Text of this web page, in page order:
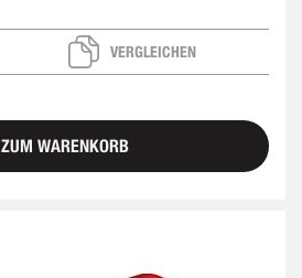
VERGLEICHEN
ZUM WARENKORB